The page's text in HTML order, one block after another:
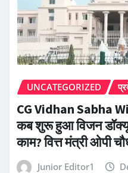
UNCATEGORIZED
CG Vidhan Sabha
कब शुरू हुआ विजन
काम? वित्त मंत्री ओपी
Junior Editor1